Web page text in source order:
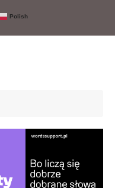
Polish